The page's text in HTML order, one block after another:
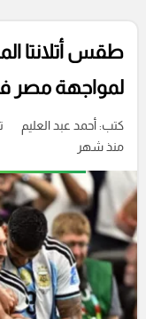
طقس أتلانتا
لمواجهة مصر
كتب:أحمد عبد العليم
منذ شهر